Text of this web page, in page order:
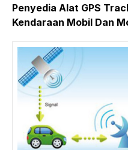
Penyedia Alat GPS
Kendaraan Mobil Dan